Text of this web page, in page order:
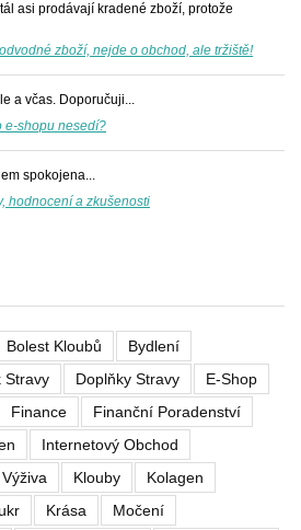
asi prodávají kradené zboží, protože
zboží, nejde o obchod, ale tržiště!
a včas. Doporučuji...
e-shopu nesedí?
spokojena...
hodnocení a zkušenosti
Bolest Kloubů
Bydlení
Stravy Doplňky Stravy
E-Shop
Finance
Finanční Poradenství
Internetový Obchod
Klouby
Kolagen
Krása Močení